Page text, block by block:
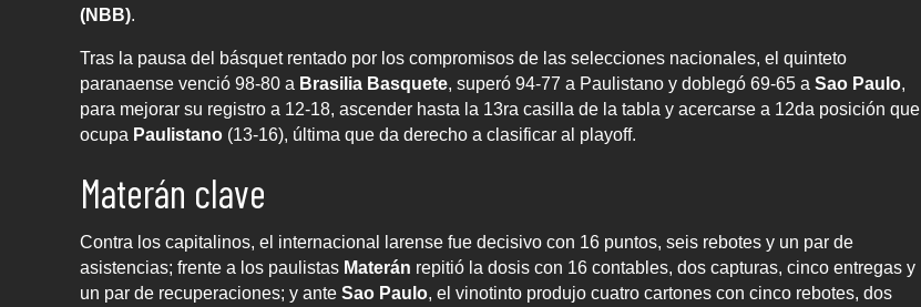
(NBB).
Tras la pausa del básquet rentado por los compromisos de las selecciones nacionales, el quinteto
paranaense venció 98-80 a Brasilia Basquete, superó 94-77 a Paulistano y doblegó 69-65 a Sao Paulo,
para mejorar su registro a 12-18, ascender hasta la 13ra casilla de la tabla y acercarse a 12da posición que
ocupa Paulistano (13-16), última que da derecho a clasificar al playoff.
Materán clave
Contra los capitalinos, el internacional larense fue decisivo con 16 puntos, seis rebotes y un par de
asistencias; frente a los paulistas Materán repitió la dosis con 16 contables, dos capturas, cinco entregas y
un par de recuperaciones; y ante Sao Paulo, el vinotinto produjo cuatro cartones con cinco rebotes, dos